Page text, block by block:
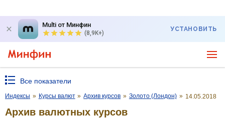
Multi от Минфин
(8,9K+)
УСТАНОВИТЬ
Все показатели
Индексы » Курсы валют » Архив курсов » Золото (Лондон) » 14.05.2018
Архив валютных курсов